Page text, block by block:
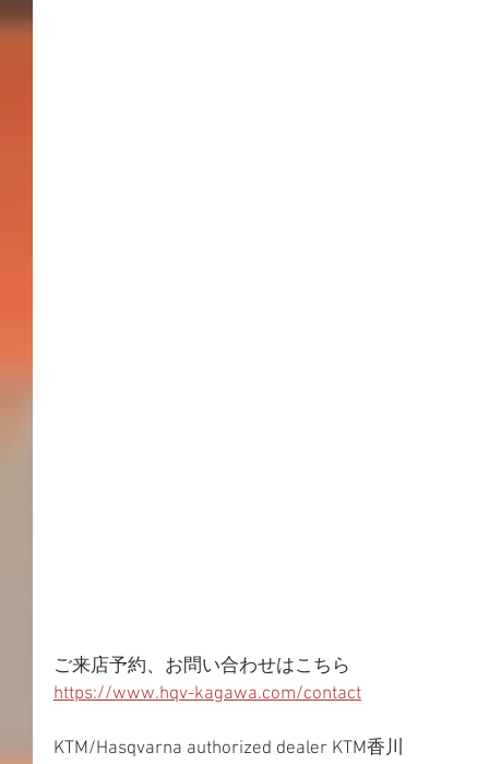
ご来店予約、お問い合わせはこちら
https://www.hqv-kagawa.com/contact
KTM/Hasqvarna authorized dealer KTM香川